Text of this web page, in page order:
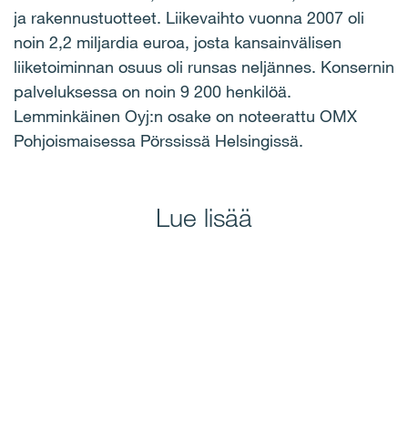
ja rakennustuotteet. Liikevaihto vuonna 2007 oli
noin 2,2 miljardia euroa, josta kansainvälisen
liiketoiminnan osuus oli runsas neljännes. Konsernin
palveluksessa on noin 9 200 henkilöä.
Lemminkäinen Oyj:n osake on noteerattu OMX
Pohjoismaisessa Pörssissä Helsingissä.
Lue lisää